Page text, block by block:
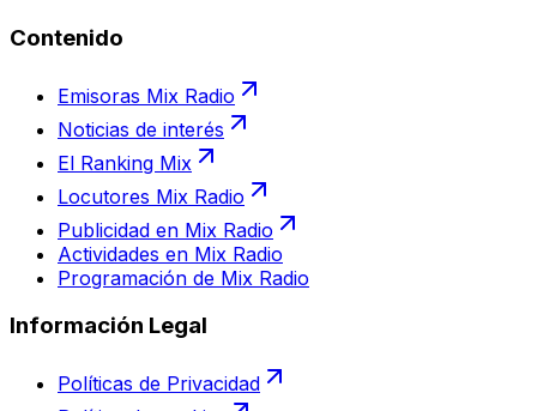
Contenido
Emisoras Mix Radio
Noticias de interés
El Ranking Mix
Locutores Mix Radio
Publicidad en Mix Radio
Actividades en Mix Radio
Programación de Mix Radio
Información Legal
Políticas de Privacidad